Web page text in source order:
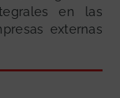
en las
externas